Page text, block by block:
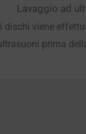
Lavaggio ad
dischi viene
prima